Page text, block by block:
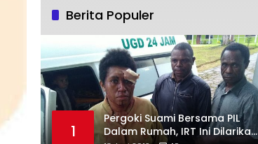
Berita Populer
1
Pergoki Suami Bersama PIL
Dalam Rumah, IRT Ini Dilarikan